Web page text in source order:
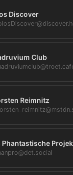
Discover
Club
Reimnitz
Phantastische